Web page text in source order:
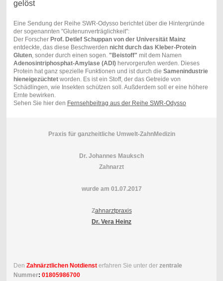
gelöst
Eine Sendung der Reihe SWR-Odysso berichtet über die Hintergründe
der sogenannten "Glutenunverträglichkeit":
Der Forscher Prof. Detlef Schuppan von der Universität Mainz
entdeckte, das diese Beschwerden nicht durch das Kleber-Protein
Gluten, sonder durch einen sogen. "Beistoff" mit dem Namen
Adenosintriphosphat-Amylase (ADI)hervorgerufen werden. Dieses
Protein hat ganz spezielle Funktionen und ist durch die Samenindustrie
hieneigezüchtetworden. Es ist ein Stoff, der das Getreide von
Schädlingen, wie Insekten schützen soll. Außderdem soll er eine höhere
Ernte bewirken.
Sehen Sie hier den Fernsehbeitrag aus der Reihe SWR-Odysso
Praxis für ganzheitliche Umwelt-ZahnMedizin
Dr. Johannes Mauksch
Zahnarzt
wurde am 01.07.2017
Zahnarztpraxis
Dr. Vera Heinz
Den Zahnärztlichen Notdiensterfahren Sie unter der zentrale
Nummer: 01805986700